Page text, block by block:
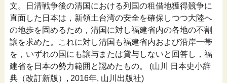
文。日清戦争後の清国における列国の租借地獲得競争に
直面した日本は，新領土台湾の安全を確保しつつ大陸へ
の地歩を固めるため，清国に対し福建省内の各地の不割
譲を求めた。これに対し清国も福建省内および沿岸一帯
を，いずれの国にも譲与または貸与しないと回答し，福
建省を日本の勢力範囲と認めたもの。 (山川 日本史小辞
典（改訂新版）, 2016年, 山川出版社)